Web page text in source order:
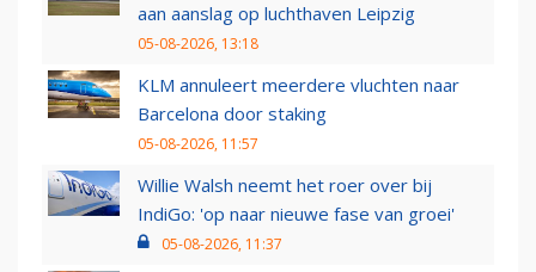
aan aanslag op luchthaven Leipzig
05-08-2026, 13:18
KLM annuleert meerdere vluchten naar
Barcelona door staking
05-08-2026, 11:57
Willie Walsh neemt het roer over bij
IndiGo: 'op naar nieuwe fase van groei'
05-08-2026, 11:37